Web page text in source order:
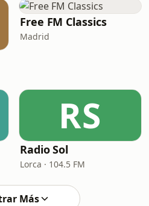
Free FM Classics
Madrid
RS
Radio Sol
Lorca · 104.5 FM
Más